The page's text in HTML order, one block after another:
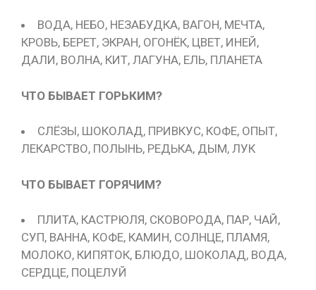
ВОДА, НЕБО, НЕЗАБУДКА, ВАГОН, МЕЧТА,
КРОВЬ, БЕРЕТ, ЭКРАН, ОГОНЁК, ЦВЕТ, ИНЕЙ,
ДАЛИ, ВОЛНА, КИТ, ЛАГУНА, ЕЛЬ, ПЛАНЕТА
ЧТО БЫВАЕТ ГОРЬКИМ?
СЛЁЗЫ, ШОКОЛАД, ПРИВКУС, КОФЕ, ОПЫТ,
ЛЕКАРСТВО, ПОЛЫНЬ, РЕДЬКА, ДЫМ, ЛУК
ЧТО БЫВАЕТ ГОРЯЧИМ?
ПЛИТА, КАСТРЮЛЯ, СКОВОРОДА, ПАР, ЧАЙ,
СУП, ВАННА, КОФЕ, КАМИН, СОЛНЦЕ, ПЛАМЯ,
МОЛОКО, КИПЯТОК, БЛЮДО, ШОКОЛАД, ВОДА,
СЕРДЦЕ, ПОЦЕЛУЙ